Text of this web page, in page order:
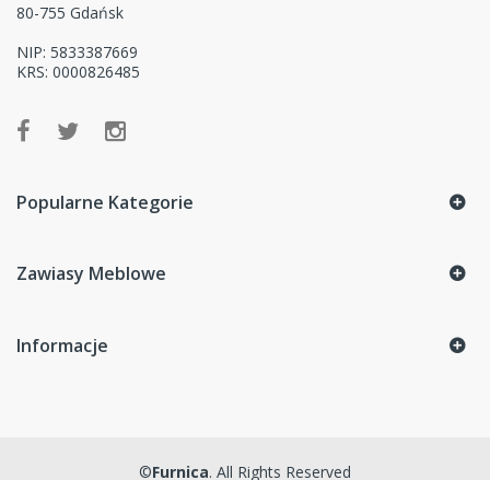
80-755 Gdańsk
NIP: 5833387669
KRS: 0000826485
Popularne Kategorie
Zawiasy Meblowe
Informacje
©Furnica. All Rights Reserved